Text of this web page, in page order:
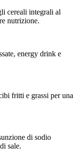
cereali integrali al
nutrizione.
energy drink e
fritti e grassi per una
di sodio
sale.